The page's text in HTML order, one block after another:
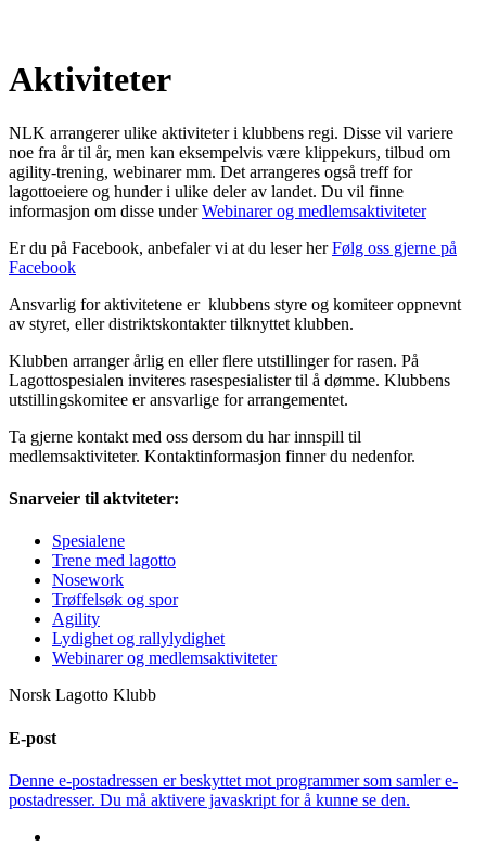
Aktiviteter
NLK arrangerer ulike aktiviteter i klubbens regi. Disse vil variere
noe fra år til år, men kan eksempelvis være klippekurs, tilbud om
agility-trening, webinarer mm. Det arrangeres også treff for
lagottoeiere og hunder i ulike deler av landet. Du vil finne
informasjon om disse underWebinarer og medlemsaktiviteter
Er du på Facebook, anbefaler vi at du leser herFølg oss gjerne på
Facebook
Ansvarlig for aktivitetene er klubbens styre og komiteer oppnevnt
av styret, eller distriktskontakter tilknyttet klubben.
Klubben arranger årlig en eller flere utstillinger for rasen. På
Lagottospesialen inviteres rasespesialister til å dømme. Klubbens
utstillingskomitee er ansvarlige for arrangementet.
Ta gjerne kontakt med oss dersom du har innspill til
medlemsaktiviteter. Kontaktinformasjon finner du nedenfor.
Snarveier til aktviteter:
Spesialene
Trene med lagotto
Nosework
Trøffelsøk og spor
Agility
Lydighet og rallylydighet
Webinarer og medlemsaktiviteter
Norsk Lagotto Klubb
E-post
Denne e-postadressen er beskyttet mot programmer som samler e-
postadresser. Du må aktivere javaskript for å kunne se den.